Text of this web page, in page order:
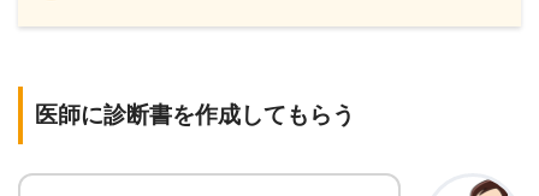
医師に診断書を作成してもらう